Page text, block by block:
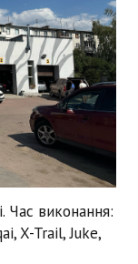
виконання:
X-Trail, Juke,